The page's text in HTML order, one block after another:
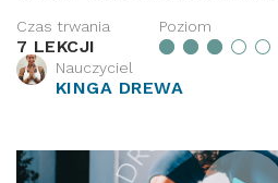
Czas trwania
7 LEKCJI
Poziom
Nauczyciel
KINGA DREWA